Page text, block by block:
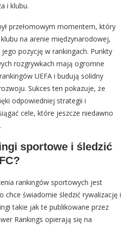
i klubu.
przełomowym momentem, który
na arenie międzynarodowej,
jego pozycję w rankingach. Punkty
rozgrywkach mają ogromne
UEFA i budują solidny
Sukces ten pokazuje, że
odpowiedniej strategii i
cele, które jeszcze niedawno
sportowe i śledzić
rankingów sportowych jest
chce świadomie śledzić rywalizację i
takie jak te publikowane przez
Rankings opierają się na